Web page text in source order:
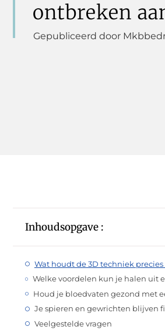
ontbreken
Gepubliceerd door
Inhoudsopgave :
Wat houdt de 3D techniek precies
Je spieren en gewrichten blijven
Veelgestelde vragen